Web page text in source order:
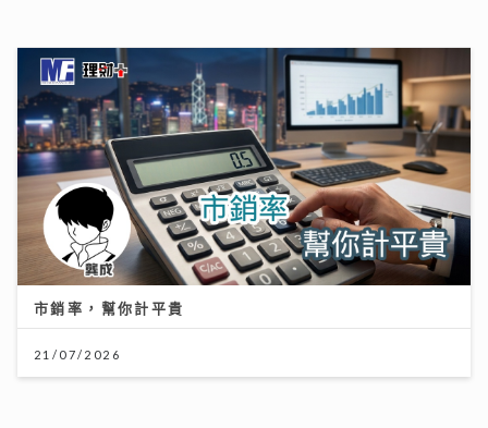
市銷率，幫你計平貴
21/07/2026